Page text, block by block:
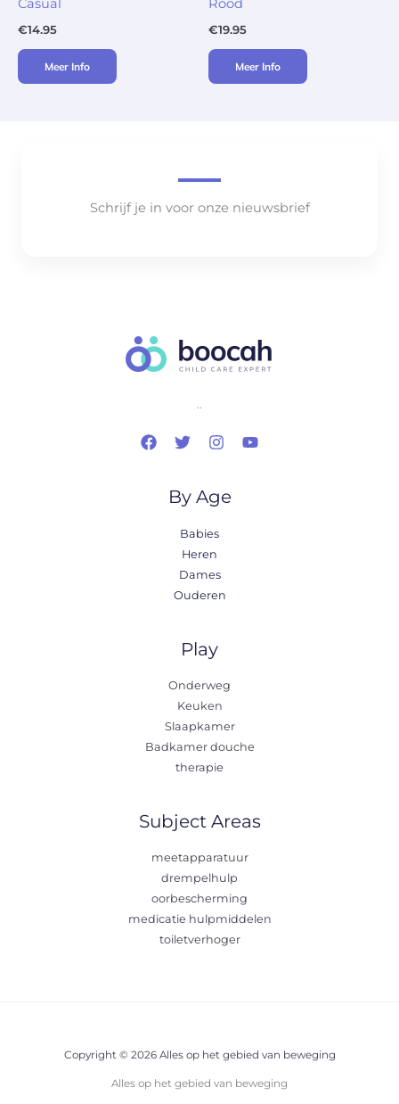
Casual
€14.95
Meer Info
Rood
€19.95
Meer Info
Schrijf je in voor onze nieuwsbrief
..
By Age
Babies
Heren
Dames
Ouderen
Play
Onderweg
Keuken
Slaapkamer
Badkamer douche
therapie
Subject Areas
meetapparatuur
drempelhulp
oorbescherming
medicatie hulpmiddelen
toiletverhoger
Copyright © 2026 Alles op het gebied van beweging
Alles op het gebied van beweging